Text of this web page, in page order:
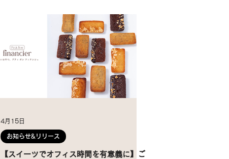
4月15日
お知らせ&リリース
【スイーツでオフィス時間を有意義に】ご